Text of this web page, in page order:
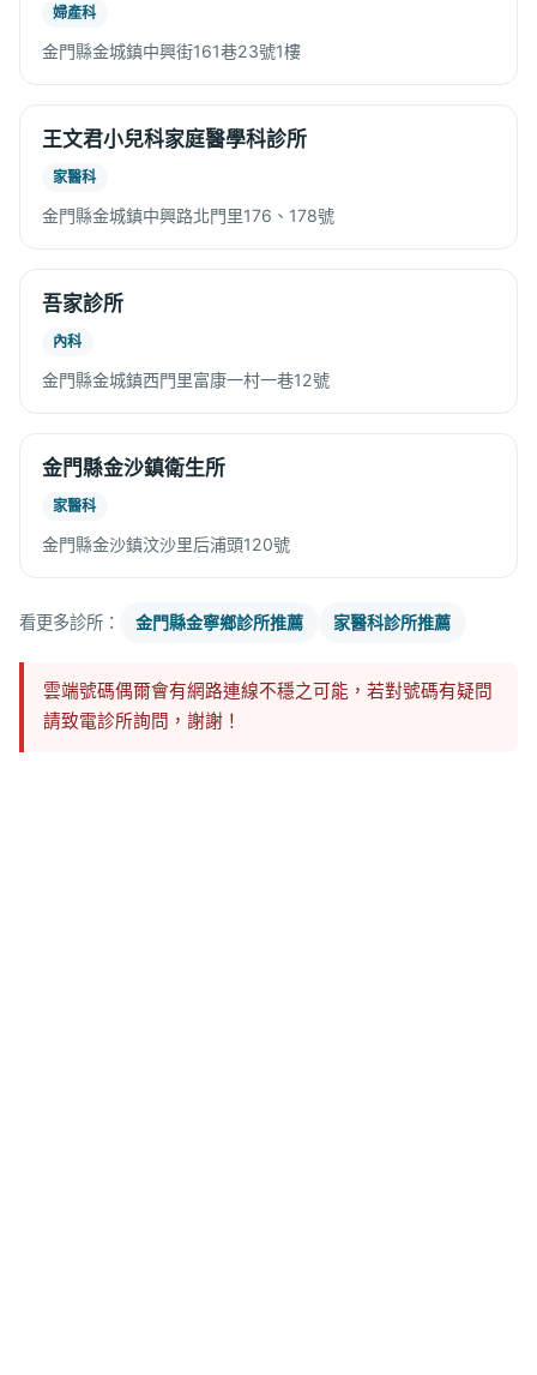
婦產科
金門縣金城鎮中興街161巷23號1樓
王文君小兒科家庭醫學科診所
家醫科
金門縣金城鎮中興路北門里176、178號
吾家診所
內科
金門縣金城鎮西門里富康一村一巷12號
金門縣金沙鎮衛生所
家醫科
金門縣金沙鎮汶沙里后浦頭120號
看更多診所： 金門縣金寧鄉診所推薦 家醫科診所推薦
雲端號碼偶爾會有網路連線不穩之可能，若對號碼有疑問
請致電診所詢問，謝謝！